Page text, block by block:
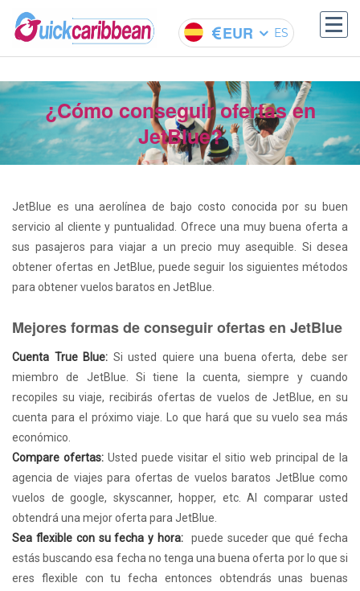
EUR ES
¿Cómo conseguir ofertas en
JetBlue?
JetBlue es una aerolínea de bajo costo conocida por su buen
servicio al cliente y puntualidad. Ofrece una muy buena oferta a
sus pasajeros para viajar a un precio muy asequible. Si desea
obtener ofertas en JetBlue, puede seguir los siguientes métodos
para obtener vuelos baratos en JetBlue.
Mejores formas de conseguir ofertas en JetBlue
Cuenta True Blue: Si usted quiere una buena oferta, debe ser
miembro de JetBlue. Si tiene la cuenta, siempre y cuando
recopiles su viaje, recibirás ofertas de vuelos de JetBlue, en su
cuenta para el próximo viaje. Lo que hará que su vuelo sea más
económico.
Compare ofertas: Usted puede visitar el sitio web principal de la
agencia de viajes para ofertas de vuelos baratos JetBlue como
vuelos de google, skyscanner, hopper, etc. Al comparar usted
obtendrá una mejor oferta para JetBlue.
Sea flexible con su fecha y hora: puede suceder que qué fecha
estás buscando esa fecha no tenga una buena oferta por lo que si
eres flexible con tu fecha entonces obtendrás unas buenas